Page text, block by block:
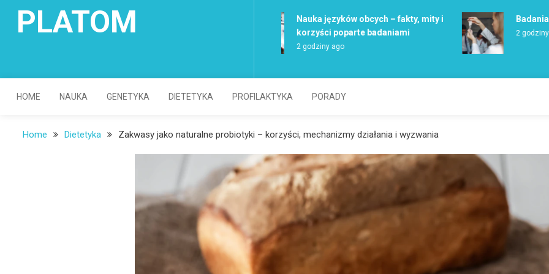
contentPLATOM
Nauka języków obcych – fakty, mity i
korzyści poparte badaniami
2 godziny ago
Badania
2 godziny ago
HOME NAUKA GENETYKA DIETETYKA PROFILAKTYKA PORADY
Home Dietetyka Zakwasy jako naturalne probiotyki – korzyści, mechanizmy działania i wyzwania